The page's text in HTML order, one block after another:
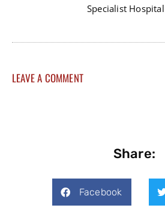
Specialist
LEAVE A COMMENT
Share:
Facebook